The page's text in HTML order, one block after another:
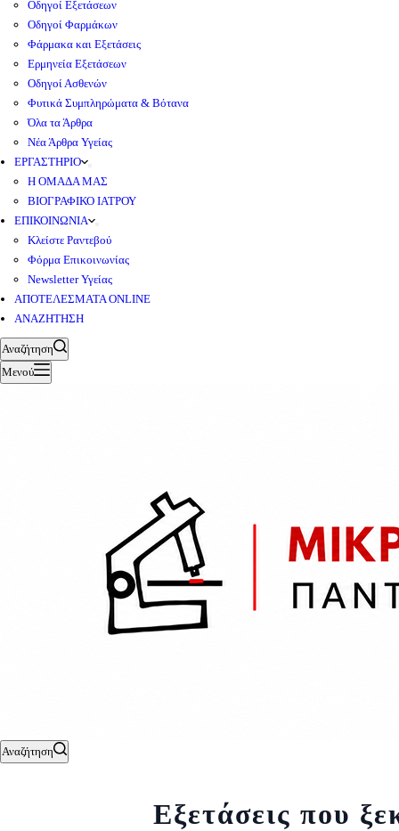
Οδηγοί Εξετάσεων
Οδηγοί Φαρμάκων
Φάρμακα και Εξετάσεις
Ερμηνεία Εξετάσεων
Οδηγοί Ασθενών
Φυτικά Συμπληρώματα & Βότανα
Όλα τα Άρθρα
Νέα Άρθρα Υγείας
ΕΡΓΑΣΤΗΡΙΟ
Η ΟΜΑΔΑ ΜΑΣ
ΒΙΟΓΡΑΦΙΚΟ ΙΑΤΡΟΥ
ΕΠΙΚΟΙΝΩΝΙΑ
Κλείστε Ραντεβού
Φόρμα Επικοινωνίας
Newsletter Υγείας
ΑΠΟΤΕΛΕΣΜΑΤΑ ONLINE
ΑΝΑΖΗΤΗΣΗ
Αναζήτηση
Μενού
Αναζήτηση
Εξετάσεις που